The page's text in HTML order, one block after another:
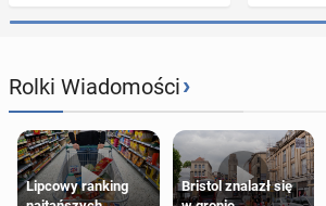
Rolki Wiadomości›
Lipcowy ranking
Bristol znalazł się